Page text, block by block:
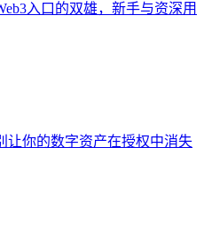
入口的双雄，新手与资深用
让你的数字资产在授权中消失